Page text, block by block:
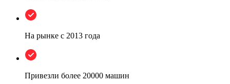
На рынке с 2013 года
Привезли более 20000 машин